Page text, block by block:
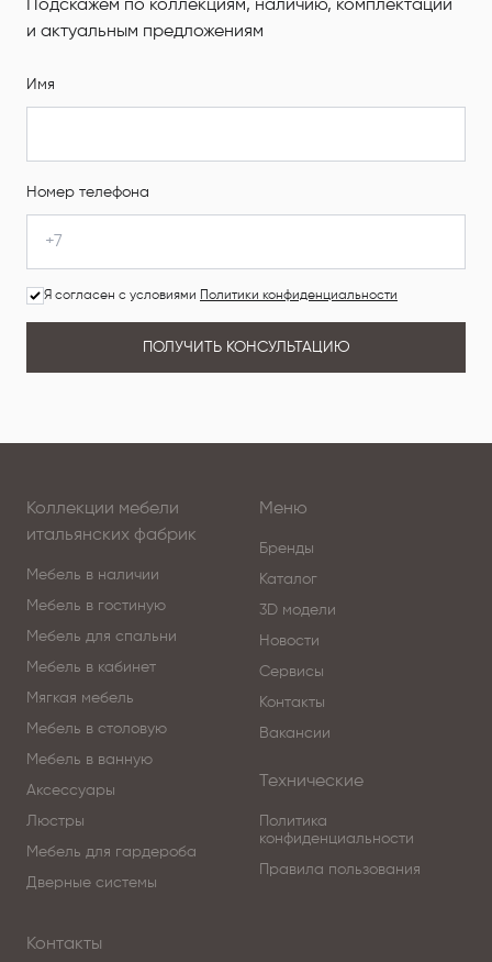
Подскажем по коллекциям, наличию, комплектации
и актуальным предложениям
Имя
Номер телефона
Я согласен с условиями Политики конфиденциальности
ПОЛУЧИТЬ КОНСУЛЬТАЦИЮ
Коллекции мебели
итальянских фабрик
Мебель в наличии
Мебель в гостиную
Мебель для спальни
Мебель в кабинет
Мягкая мебель
Мебель в столовую
Мебель в ванную
Аксессуары
Люстры
Мебель для гардероба
Дверные системы
Меню
Бренды
Каталог
3D модели
Новости
Сервисы
Контакты
Вакансии
Технические
Политика
конфиденциальности
Правила пользования
Контакты